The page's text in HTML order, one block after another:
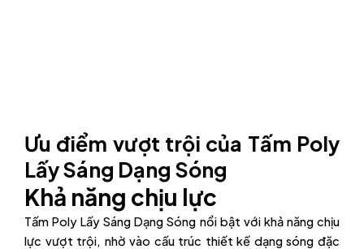
Ưu điểm vượt trội của Tấm Poly
Lấy Sáng Dạng Sóng
Khả năng chịu lực
Tấm Poly Lấy Sáng Dạng Sóng nổi bật với khả năng chịu
lực vượt trội, nhờ vào cấu trúc thiết kế dạng sóng đặc